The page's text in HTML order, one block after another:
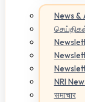
News &
NRI
समाचार